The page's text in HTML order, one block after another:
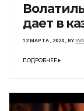
дает в
12 МАРТА , 2020,BY
ПОДРОБНЕЕ